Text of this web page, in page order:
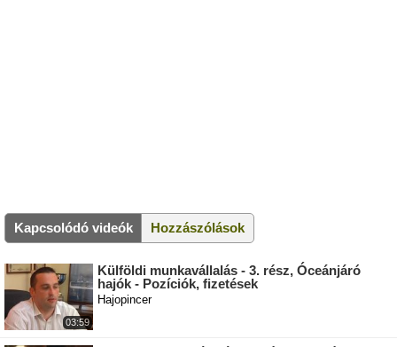
Kapcsolódó videók Hozzászólások
03:59
Külföldi munkavállalás - 3. rész, Óceánjáró
hajók - Pozíciók, fizetések
Hajopincer